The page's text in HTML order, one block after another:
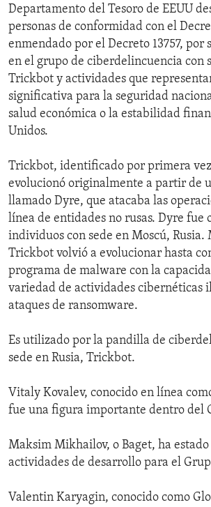
Departamento del Tesoro de EEUU
personas de conformidad con el
enmendado por el Decreto 13757, por
en el grupo de ciberdelincuencia con
Trickbot y actividades que
significativa para la seguridad
salud económica o la estabilidad
Unidos.
Trickbot, identificado por primera vez
evolucionó originalmente a partir de
llamado Dyre, que atacaba las
línea de entidades no rusas. Dyre fue
individuos con sede en Moscú, Rusia.
Trickbot volvió a evolucionar hasta
programa de malware con la
variedad de actividades cibernéticas
ataques de ransomware.
Es utilizado por la pandilla de
sede en Rusia, Trickbot.
Vitaly Kovalev, conocido en línea
fue una figura importante dentro del
Maksim Mikhailov, o Baget, ha
actividades de desarrollo para el
Valentin Karyagin, conocido como